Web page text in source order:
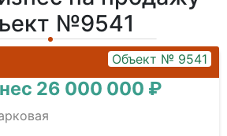
№9541
Объект № 9541
26 000 000 ₽